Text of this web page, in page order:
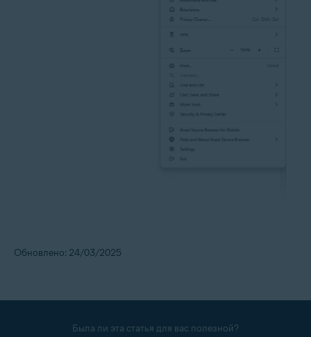
Обновлено: 24/03/2025
Была ли эта статья для вас полезной?